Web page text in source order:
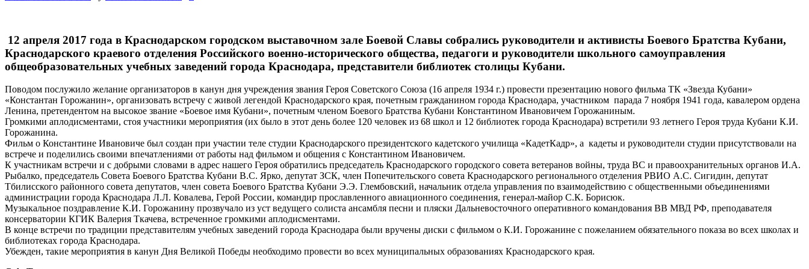
12 апреля 2017 года в Краснодарском городском выставочном зале Боевой Славы собрались руководители и активисты Боевого Братства Кубани,
Краснодарского краевого отделения Российского военно-исторического общества, педагоги и руководители школьного самоуправления
общеобразовательных учебных заведений города Краснодара, представители библиотек столицы Кубани.
Поводом послужило желание организаторов в канун дня учреждения звания Героя Советского Союза (16 апреля 1934 г.) провести презентацию нового фильма ТК «Звезда Кубани»
«Константан Горожанин», организовать встречу с живой легендой Краснодарского края, почетным гражданином города Краснодара, участником парада 7 ноября 1941 года, кавалером ордена
Ленина, претендентом на высокое звание «Боевое имя Кубани», почетным членом Боевого Братства Кубани Константином Ивановичем Горожаниным.
Громкими аплодисментами, стоя участники мероприятия (их было в этот день более 120 человек из 68 школ и 12 библиотек города Краснодара) встретили 93 летнего Героя труда Кубани К.И.
Горожанина.
Фильм о Константине Ивановиче был создан при участии теле студии Краснодарского президентского кадетского училища «КадетКадр», а кадеты и руководители студии присутствовали на
встрече и поделились своими впечатлениями от работы над фильмом и общения с Константином Ивановичем.
К участникам встречи и с добрыми словами в адрес нашего Героя обратились председатель Краснодарского городского совета ветеранов войны, труда ВС и правоохранительных органов И.А.
Рыбалко, председатель Совета Боевого Братства Кубани В.С. Ярко, депутат ЗСК, член Попечительского совета Краснодарского регионального отделения РВИО А.С. Сигидин, депутат
Тбилисского районного совета депутатов, член совета Боевого Братства Кубани Э.Э. Глембовский, начальник отдела управления по взаимодействию с общественными объединениями
администрации города Краснодара Л.Л. Ковалева, Герой России, командир прославленного авиационного соединения, генерал-майор С.К. Борисюк.
Музыкальное поздравление К.И. Горожанину прозвучало из уст ведущего солиста ансамбля песни и пляски Дальневосточного оперативного командования ВВ МВД РФ, преподавателя
консерватории КГИК Валерия Ткачева, встреченное громкими аплодисментами.
В конце встречи по традиции представителям учебных заведений города Краснодара были вручены диски с фильмом о К.И. Горожанине с пожеланием обязательного показа во всех школах и
библиотеках города Краснодара.
Убежден, такие мероприятия в канун Дня Великой Победы необходимо провести во всех муниципальных образованиях Краснодарского края.